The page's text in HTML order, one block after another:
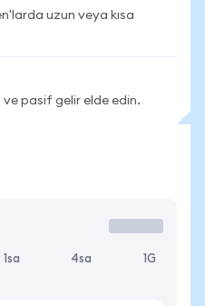
uzun veya kısa
pasif gelir elde edin.
1sa 4sa 1G